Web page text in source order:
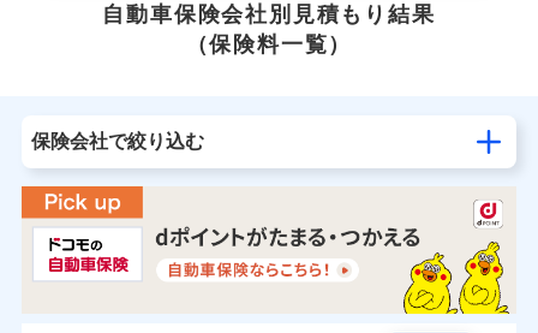
自動車保険会社別見積もり結果
（保険料一覧）
保険会社で絞り込む